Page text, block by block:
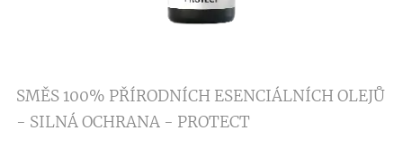
SMĚS 100% PŘÍRODNÍCH ESENCIÁLNÍCH OLEJŮ
- SILNÁ OCHRANA - PROTECT